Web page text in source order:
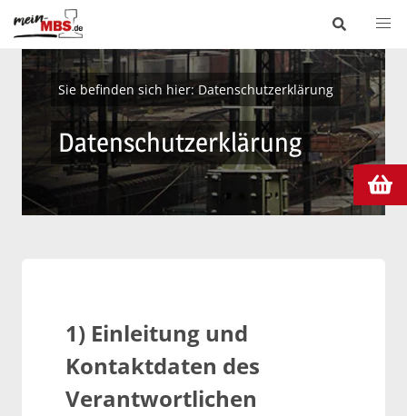
Sie befinden sich hier: Datenschutzerklärung
Datenschutzerklärung
1) Einleitung und
Kontaktdaten des
Verantwortlichen